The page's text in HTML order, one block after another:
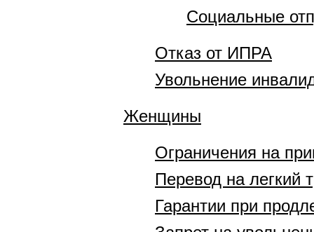
Социальные
Отказ от ИПРА
Увольнение
Женщины
Ограничения на
Перевод на легкий
Гарантии при